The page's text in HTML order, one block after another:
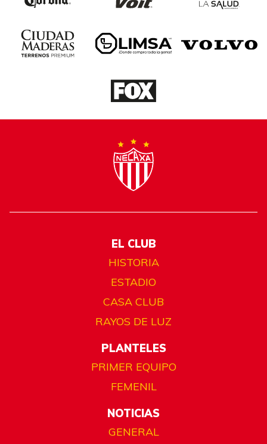
EL CLUB
HISTORIA
ESTADIO
CASA CLUB
RAYOS DE LUZ
PLANTELES
PRIMER EQUIPO
FEMENIL
NOTICIAS
GENERAL